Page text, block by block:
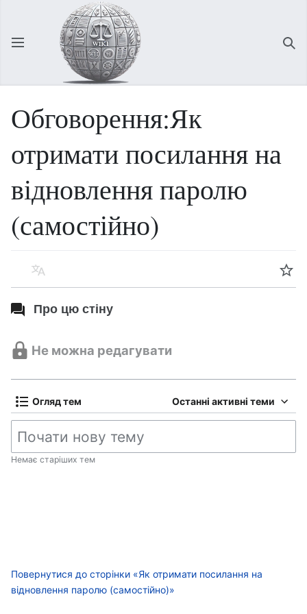
Відкрити головне меню
Обговорення:Як
отримати посилання на
відновлення паролю
(самостійно)
Мова Спостерігати
Про цю стіну
Не можна редагувати
Огляд тем Останні активні теми
Немає старіших тем
Повернутися до сторінки «Як отримати посилання на
відновлення паролю (самостійно)»